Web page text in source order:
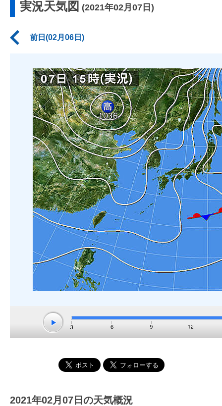
実況天気図 (2021年02月07日)
前日(02月06日)
2021年02月07日の天気概況